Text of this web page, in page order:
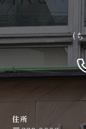
(
住所